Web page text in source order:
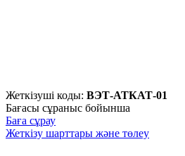
Жеткізуші коды: ВЭТ-АТКАТ-01
Бағасы сұраныс бойынша
Баға сұрау
Жеткізу шарттары және төлеу